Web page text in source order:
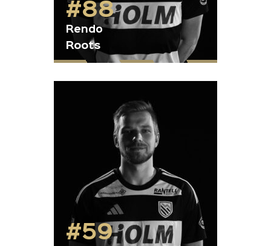
#88
Rendo
Roots
#59